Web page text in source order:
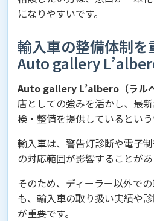
になりやすいです。
輸入車の整備体制を
Auto gallery
Auto gallery L’albero（ラルベ
店としての強みを活かし、最
検・整備を提供しているという
輸入車は、警告灯診断や電子
の対応範囲が影響することがあ
そのため、ディーラー以外で
も、輸入車の取り扱い実績や
が重要です。